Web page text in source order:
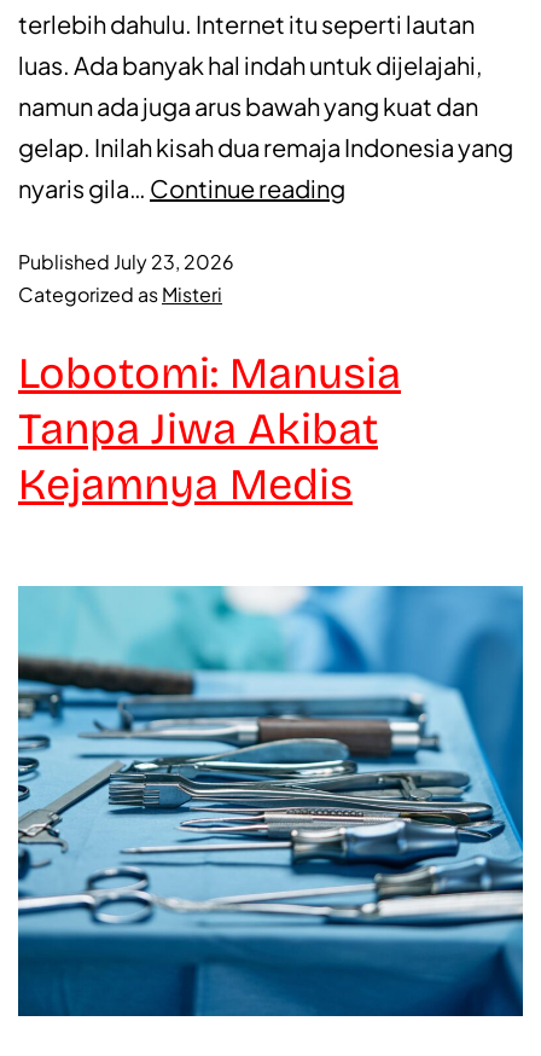
terlebih dahulu. Internet itu seperti lautan
luas. Ada banyak hal indah untuk dijelajahi,
namun ada juga arus bawah yang kuat dan
gelap. Inilah kisah dua remaja Indonesia yang
nyaris gila… Continue reading
PublishedJuly 23, 2026
Categorized asMisteri
Lobotomi: Manusia
Tanpa Jiwa Akibat
Kejamnya Medis